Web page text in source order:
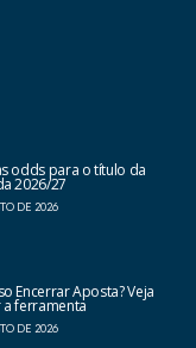
odds para o título da
2026/27
DE 2026
Encerrar Aposta? Veja
ferramenta
DE 2026